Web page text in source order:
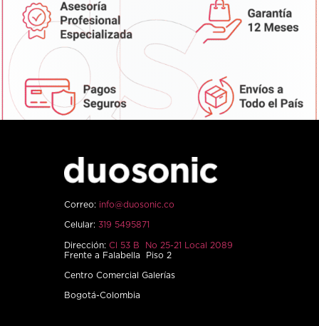
Correo: info@duosonic.co
Celular: 319 5495871
Dirección: Cl 53 B No 25-21 Local 2089
Frente a Falabella Piso 2
Centro Comercial Galerías
Bogotá-Colombia